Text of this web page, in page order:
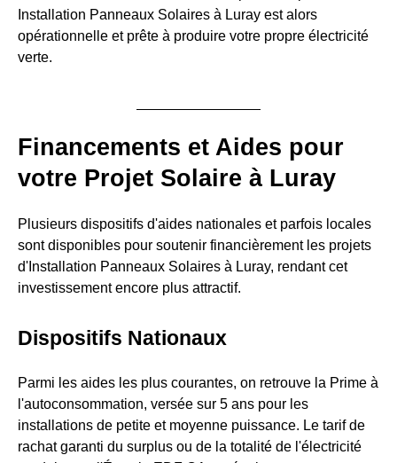
Installation Panneaux Solaires à Luray est alors
opérationnelle et prête à produire votre propre électricité
verte.
Financements et Aides pour
votre Projet Solaire à Luray
Plusieurs dispositifs d'aides nationales et parfois locales
sont disponibles pour soutenir financièrement les projets
d'Installation Panneaux Solaires à Luray, rendant cet
investissement encore plus attractif.
Dispositifs Nationaux
Parmi les aides les plus courantes, on retrouve la Prime à
l'autoconsommation, versée sur 5 ans pour les
installations de petite et moyenne puissance. Le tarif de
rachat garanti du surplus ou de la totalité de l'électricité